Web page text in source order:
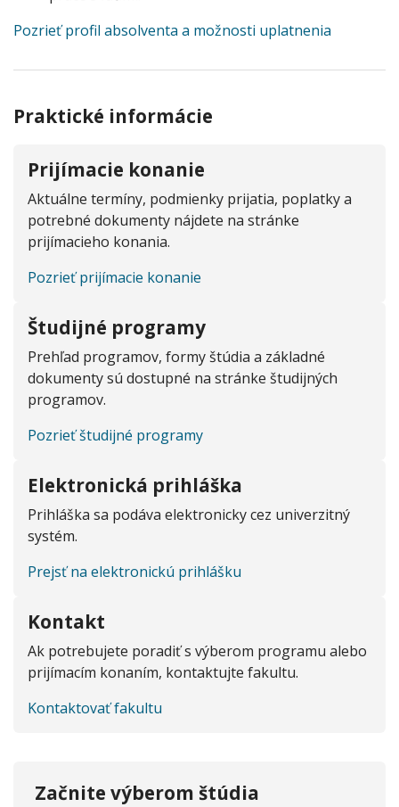
Pozrieť profil absolventa a možnosti uplatnenia
Praktické informácie
Prijímacie konanie
Aktuálne termíny, podmienky prijatia, poplatky a
potrebné dokumenty nájdete na stránke
prijímacieho konania.
Pozrieť prijímacie konanie
Študijné programy
Prehľad programov, formy štúdia a základné
dokumenty sú dostupné na stránke študijných
programov.
Pozrieť študijné programy
Elektronická prihláška
Prihláška sa podáva elektronicky cez univerzitný
systém.
Prejsť na elektronickú prihlášku
Kontakt
Ak potrebujete poradiť s výberom programu alebo
prijímacím konaním, kontaktujte fakultu.
Kontaktovať fakultu
Začnite výberom štúdia